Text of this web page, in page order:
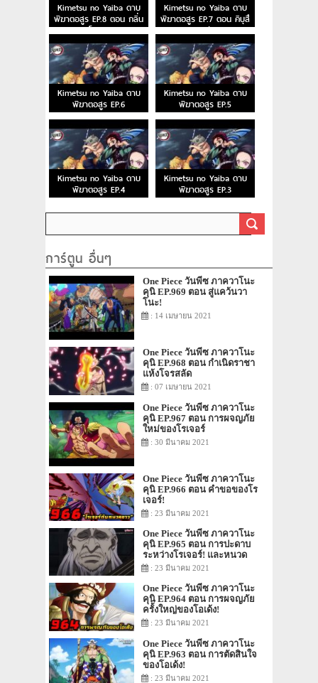
Kimetsu no Yaiba ดาบ
พิฆาตอสูร EP.8 ตอน กลิ่น
หอมโลหิตมายา
Kimetsu no Yaiba ดาบ
พิฆาตอสูร EP.7 ตอน คิบุสึ
จิ มุซัน
Kimetsu no Yaiba ดาบ
พิฆาตอสูร EP.6
Kimetsu no Yaiba ดาบ
พิฆาตอสูร EP.5
Kimetsu no Yaiba ดาบ
พิฆาตอสูร EP.4
Kimetsu no Yaiba ดาบ
พิฆาตอสูร EP.3
การ์ตูน อื่นๆ
One Piece วันพีซ ภาควาโนะ
คุนิ EP.969 ตอน สู่แคว้นวา
โนะ!
: 14 เมษายน 2021
One Piece วันพีซ ภาควาโนะ
คุนิ EP.968 ตอน กำเนิดราชา
แห้งโจรสลัด
: 07 เมษายน 2021
One Piece วันพีซ ภาควาโนะ
คุนิ EP.967 ตอน การผจญภัย
ใหม่ของโรเจอร์
: 30 มีนาคม 2021
One Piece วันพีซ ภาควาโนะ
คุนิ EP.966 ตอน คำขอของโร
เจอร์!
: 23 มีนาคม 2021
One Piece วันพีซ ภาควาโนะ
คุนิ EP.965 ตอน การปะดาบ
ระหว่างโรเจอร์! และหนวด
ขาว!: 23 มีนาคม 2021
One Piece วันพีซ ภาควาโนะ
คุนิ EP.964 ตอน การผจญภัย
ครั้งใหญ่ของโอเด้ง!
: 23 มีนาคม 2021
One Piece วันพีซ ภาควาโนะ
คุนิ EP.963 ตอน การตัดสินใจ
ของโอเด้ง!
: 23 มีนาคม 2021